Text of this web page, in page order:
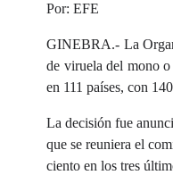
Por: EFE
GINEBRA.- La
de viruela del mono o
en 111 países, con
La decisión fue
que se reuniera el
ciento en los tres